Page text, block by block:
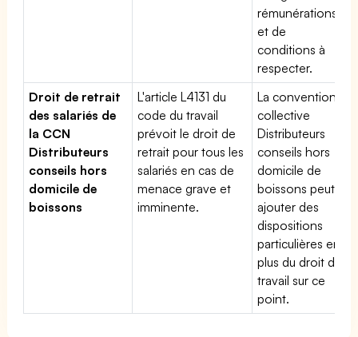
rémunérations
et de
conditions à
respecter.
Droit de retrait
des salariés de
la CCN
Distributeurs
conseils hors
domicile de
boissons
L'article L4131 du
code du travail
prévoit le droit de
retrait pour tous les
salariés en cas de
menace grave et
imminente.
La convention
collective
Distributeurs
conseils hors
domicile de
boissons peut
ajouter des
dispositions
particulières en
plus du droit du
travail sur ce
point.